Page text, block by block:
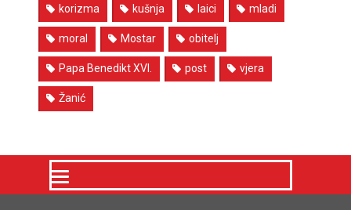
korizma kušnja laici mladi
moral Mostar obitelj
Papa Benedikt XVI. post vjera
Žanić